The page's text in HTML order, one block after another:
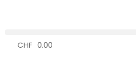
CHF 0.00